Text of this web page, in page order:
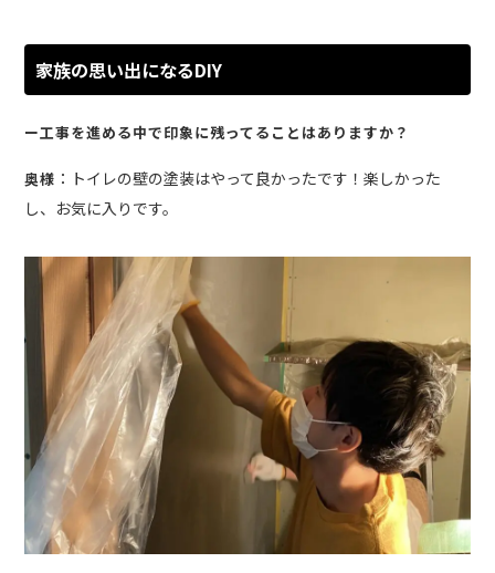
家族の思い出になるDIY
ー工事を進める中で印象に残ってることはありますか？
奥様 ：トイレの壁の塗装はやって良かったです！楽しかった
し、お気に入りです。